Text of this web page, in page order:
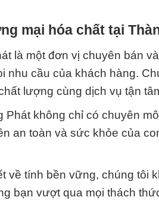
mại hóa chất tại
là một đơn vị chuyên bán
nhu cầu của khách hàng.
lượng cùng dịch vụ tận
không chỉ có chuyên
an toàn và sức khỏe của
về tính bền vững, chúng tôi
bạn vượt qua mọi thách